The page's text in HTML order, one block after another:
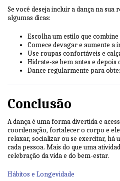
Se você deseja incluir a dança na sua
algumas dicas:
Escolha um estilo que
Comece devagar e aumente a
Use roupas confortáveis e
Hidrate-se bem antes e depois
Dance regularmente para
Conclusão
A dança é uma forma divertida e
coordenação, fortalecer o corpo e
relaxar, socializar ou se exercitar, há
cada pessoa. Mais do que uma
celebração da vida e do bem-estar.
Hábitos e Longevidade